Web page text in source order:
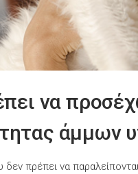
να
άμμων
πρέπει να παραλείπονται